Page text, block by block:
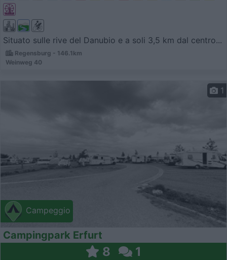
Situato sulle rive del Danubio e a soli 3,5 km dal centro...
Regensburg - 146.1km
Weinweg 40
Campeggio
1
Campingpark Erfurt
8 1